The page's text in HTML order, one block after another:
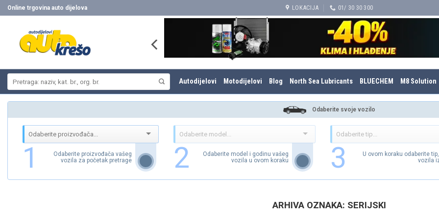
Skip
to
Online trgovina auto dijelova LOKACIJA 01/ 30 30 300
Autodijelovi Motodijelovi Blog North Sea Lubricants BLUECHEM M8 Solution
Odaberite svoje vozilo
1
Odaberite proizvođača vašeg
vozila za početak pretrage
2
Odaberite model i godinu vašeg
vozila u ovom koraku
3
U ovom koraku odaberite
vozila
ARHIVA OZNAKA: SERIJSKI